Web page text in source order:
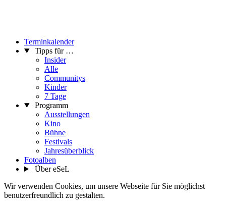
Terminkalender
Tipps für …
Insider
Alle
Communitys
Kinder
7 Tage
Programm
Ausstellungen
Kino
Bühne
Festivals
Jahresüberblick
Fotoalben
Über eSeL
Wir verwenden Cookies, um unsere Webseite für Sie möglichst
benutzerfreundlich zu gestalten.